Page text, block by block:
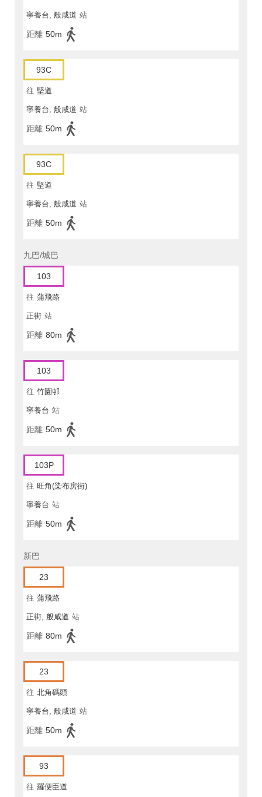
寧養台, 般咸道 站
距離 50m
93C
往 堅道
寧養台, 般咸道 站
距離 50m
93C
往 堅道
寧養台, 般咸道 站
距離 50m
九巴/城巴
103
往 蒲飛路
正街 站
距離 80m
103
往 竹園邨
寧養台 站
距離 50m
103P
往 旺角(染布房街)
寧養台 站
距離 50m
新巴
23
往 蒲飛路
正街, 般咸道 站
距離 80m
23
往 北角碼頭
寧養台, 般咸道 站
距離 50m
93
往 羅便臣道